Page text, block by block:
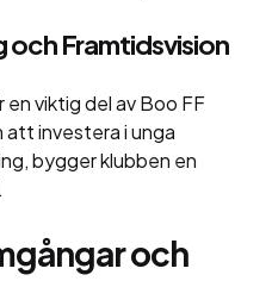
Framtidsvision
viktig del av Boo FF
att investera i unga
bygger klubben en
och